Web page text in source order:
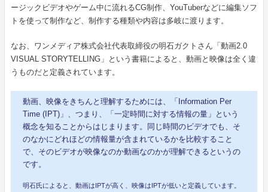
ージックビデオやゲーム中に流れるCG制作、YouTuberなどに編集ソフ
トを使って制作など、制作する種類や内容は多岐に渡ります。
なお、ワンメディア株式会社代表取締役の明石ガクトさん「動画2.0
VISUAL STORYTELLING」という書籍によると、動画と映像は全く違
うものだと定義されています。
動画、映像をきちんと理解するためには、「Information Per
Time (IPT)」、つまり、「一定時間に対する情報の量」という
概念を知ることからはじまります。同じ時間のビデオでも、そ
のなかにどれほどの情報量が含まれているかを比較すること
で、そのビデオが映像なのか動画なのかが理解できるというの
です。
明石氏によると、動画はIPTが高く、映像はIPTが低いと定義しています。